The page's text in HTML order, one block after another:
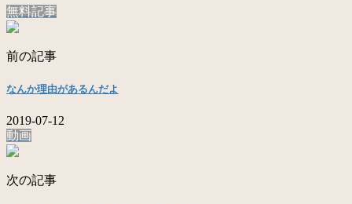
無料記事
前の記事
なんか理由があるんだよ
2019-07-12
動画
次の記事